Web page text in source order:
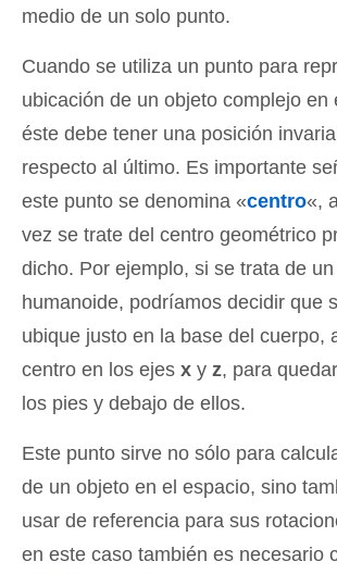
medio de un solo punto.
Cuando se utiliza un punto para
ubicación de un objeto complejo en
éste debe tener una posición
respecto al último. Es importante
este punto se denomina «centro«,
vez se trate del centro geométrico
dicho. Por ejemplo, si se trata de
humanoide, podríamos decidir que
ubique justo en la base del cuerpo,
centro en los ejes x y z, para
los pies y debajo de ellos.
Este punto sirve no sólo para
de un objeto en el espacio, sino
usar de referencia para sus
en este caso también es necesario